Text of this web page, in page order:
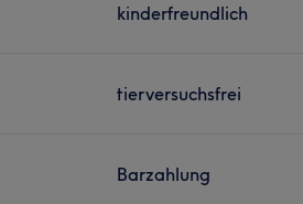
kinderfreundlich
tierversuchsfrei
Barzahlung